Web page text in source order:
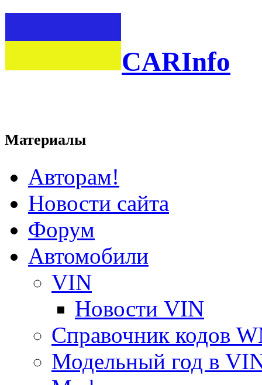
CARInfo
Материалы
Авторам!
Новости сайта
Форум
Автомобили
VIN
Новости VIN
Справочник кодов
Модельный год в